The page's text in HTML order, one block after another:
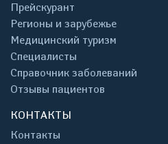
Прейскурант
Регионы и зарубежье
Медицинский туризм
Специалисты
Справочник заболеваний
Отзывы пациентов
КОНТАКТЫ
Контакты